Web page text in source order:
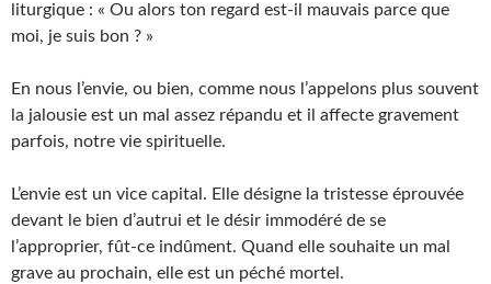
liturgique : « Ou alors ton regard est-il mauvais parce que
moi, je suis bon ? »
En nous l’envie, ou bien, comme nous l’appelons plus souvent
la jalousie est un mal assez répandu et il affecte gravement
parfois, notre vie spirituelle.
L’envie est un vice capital. Elle désigne la tristesse éprouvée
devant le bien d’autrui et le désir immodéré de se
l’approprier, fût-ce indûment. Quand elle souhaite un mal
grave au prochain, elle est un péché mortel.